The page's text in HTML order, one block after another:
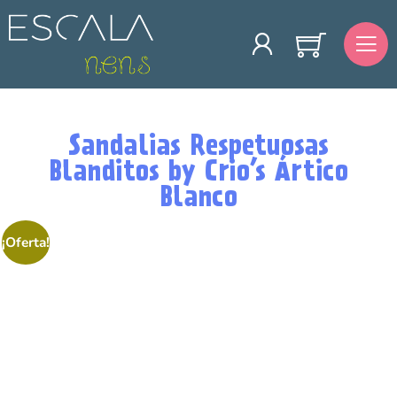
Sandalias Respetuosas
Blanditos by Crio’s Ártico
Blanco
¡Oferta!